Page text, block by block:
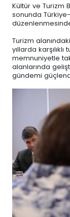
Kültür ve Turizm
sonunda
Turizm
yıllarda
memnuniyetle
alanlarında
gündemi